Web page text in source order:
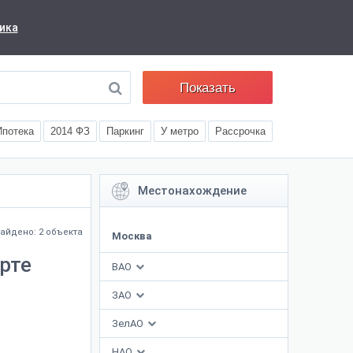
Показать
2014 ФЗ Паркинг У метро Рассрочка
Местонахождение
Москва
ВАО
ЗАО
ЗелАО
2 объекта